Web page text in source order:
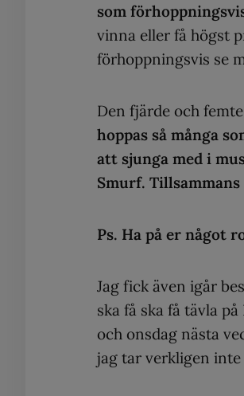
som
vinna eller få högst
förhoppningsvis se
Den fjärde och
hoppas så många
att sjunga med i
Smurf.
Ps. Ha på er något
Jag fick även igår
ska få ska få tävla
och onsdag nästa
jag tar verkligen